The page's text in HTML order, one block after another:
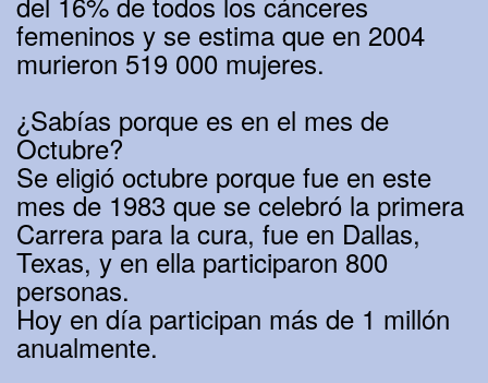
femeninos y se estima que en 2004
murieron 519 000 mujeres.
¿Sabías porque es en el mes de
Octubre?
Se eligió octubre porque fue en este
mes de 1983 que se celebró la primera
Carrera para la cura, fue en Dallas,
Texas, y en ella participaron 800
personas.
Hoy en día participan más de 1 millón
anualmente.